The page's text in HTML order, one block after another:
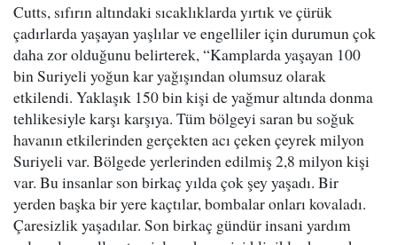
Cutts, sıfırın altındaki sıcaklıklarda yırtık ve çürük
çadırlarda yaşayan yaşlılar ve engelliler için durumun çok
daha zor olduğunu belirterek, “Kamplarda yaşayan 100
bin Suriyeli yoğun kar yağışından olumsuz olarak
etkilendi. Yaklaşık 150 bin kişi de yağmur altında donma
tehlikesiyle karşı karşıya. Tüm bölgeyi saran bu soğuk
havanın etkilerinden gerçekten acı çeken çeyrek milyon
Suriyeli var. Bölgede yerlerinden edilmiş 2,8 milyon kişi
var. Bu insanlar son birkaç yılda çok şey yaşadı. Bir
yerden başka bir yere kaçtılar, bombalar onları kovaladı.
Çaresizlik yaşadılar. Son birkaç gündür insani yardım